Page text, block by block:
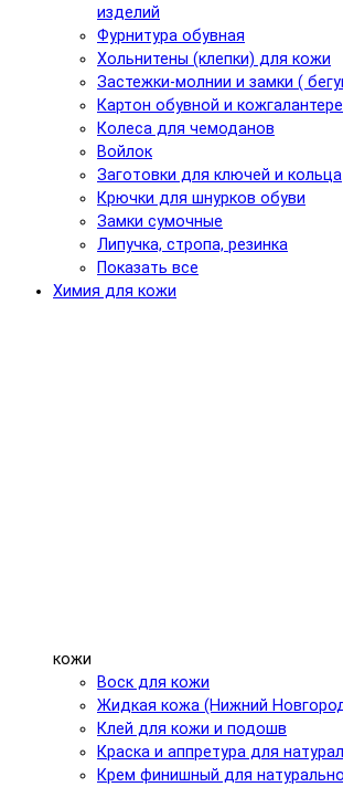
изделий
Фурнитура обувная
Хольнитены (клепки) для кожи
Застежки-молнии и замки (
Картон обувной и
Колеса для чемоданов
Войлок
Заготовки для ключей и кольца
Крючки для шнурков обуви
Замки сумочные
Липучка, стропа, резинка
Показать все
Химия для кожи
кожи
Воск для кожи
Жидкая кожа (Нижний
Клей для кожи и подошв
Краска и аппретура для
Крем финишный для